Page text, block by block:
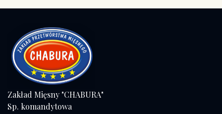
Zakład Mięsny "CHABURA"
Sp. komandytowa